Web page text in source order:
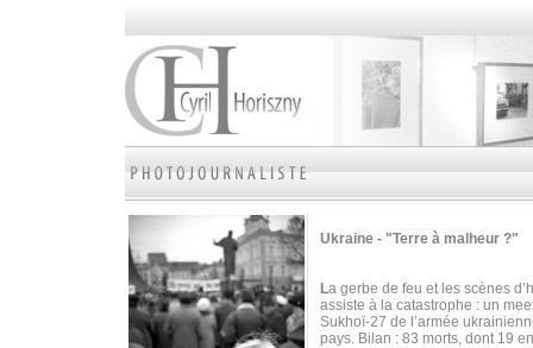
Ukraine - "Terre à malheur ?"
La gerbe de feu et les scènes
assiste à la catastrophe : un
Sukhoï-27 de l’armée
pays. Bilan : 83 morts, dont 19